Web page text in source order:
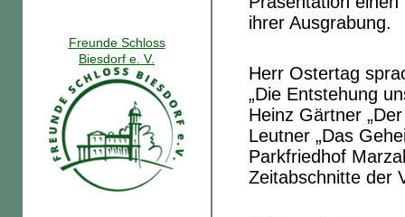
ihrer Ausgrabung.
Herr Ostertag
„Die Entstehung
Heinz Gärtner
Leutner „Das
Parkfriedhof
Zeitabschnitte der
Freunde Schloss
Biesdorf e. V.